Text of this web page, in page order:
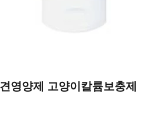
영양제 고양이칼륨보충제